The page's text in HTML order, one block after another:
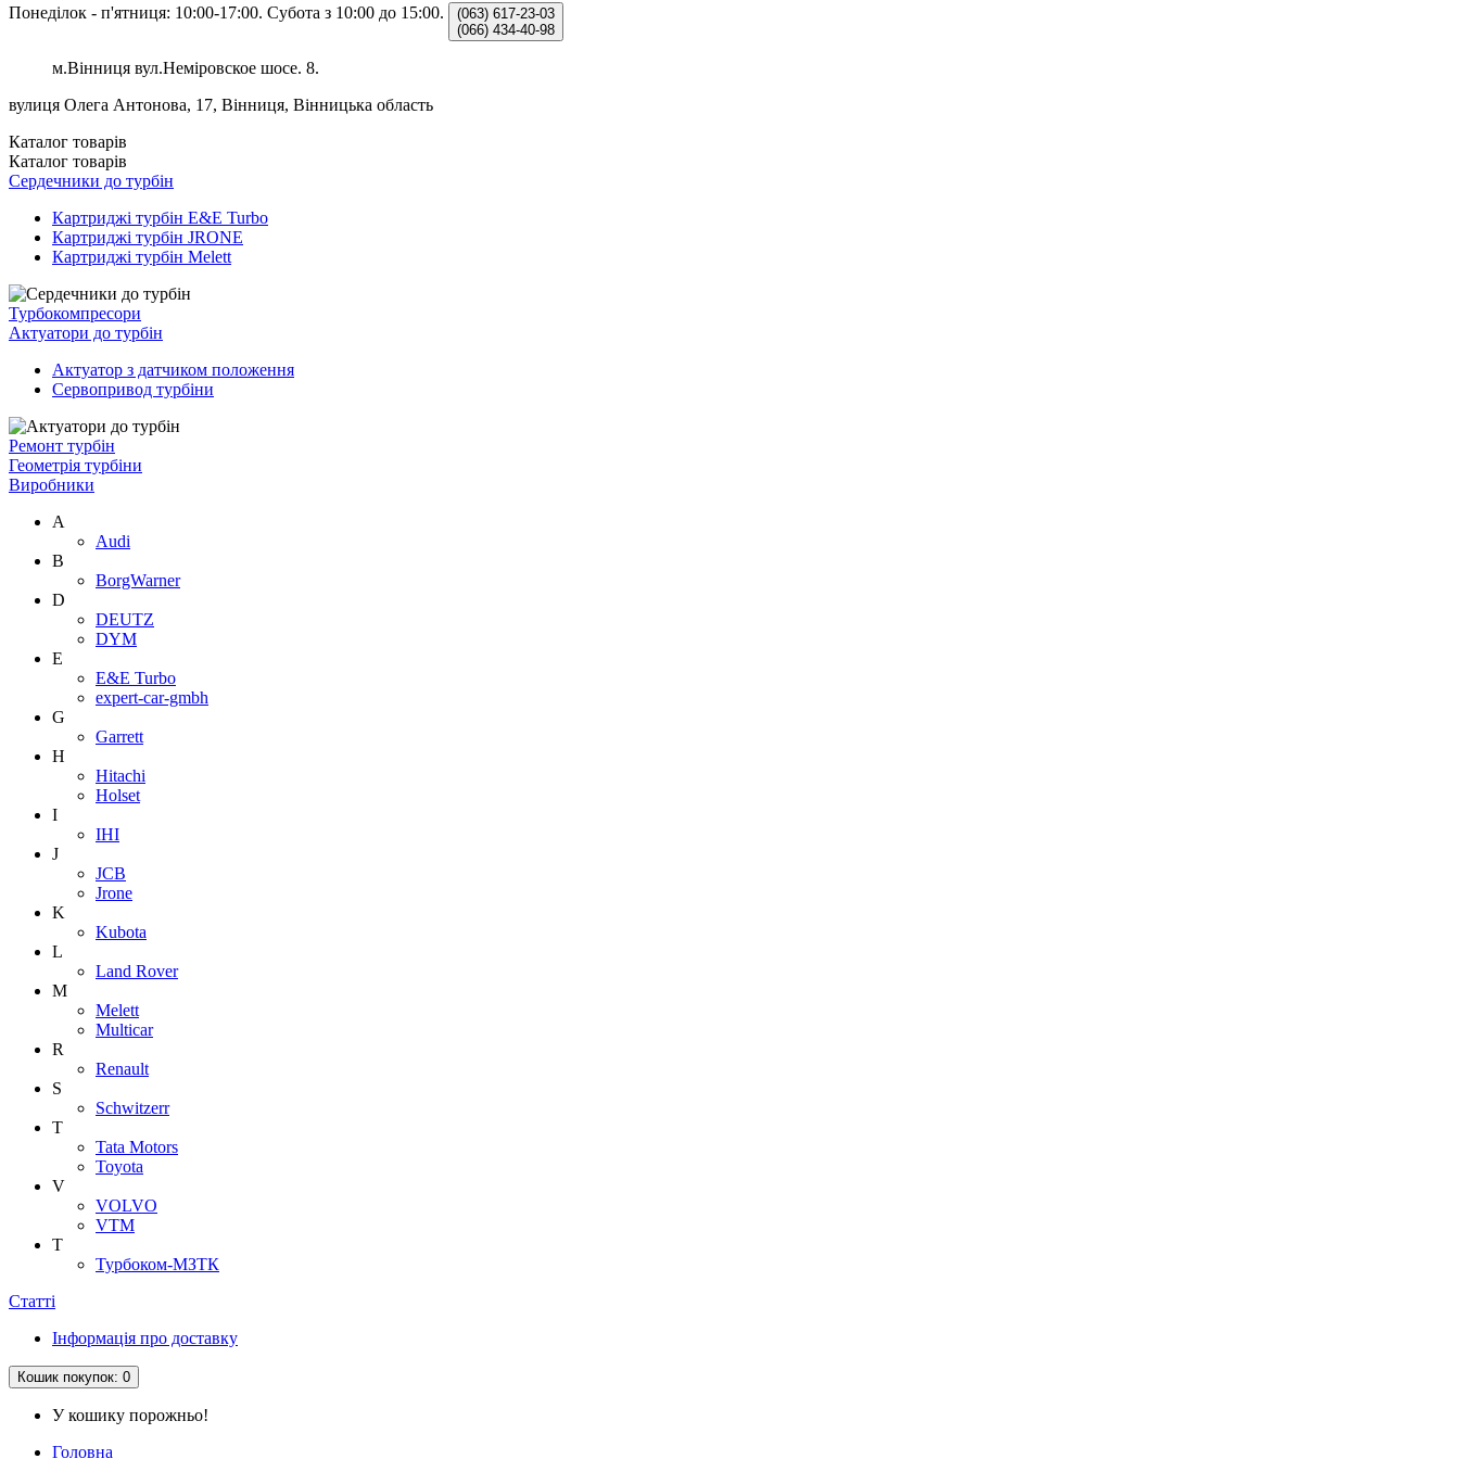
Понеділок - п'ятниця: 10:00-17:00. Субота з 10:00 до 15:00. (063) 617-23-03
(066) 434-40-98
м.Вінниця вул.Неміровское шосе. 8.
вулиця Олега Антонова, 17, Вінниця, Вінницька область
Каталог товарів
Каталог товарів
Сердечники до турбін
Картриджі турбін E&E Turbo
Картриджі турбін JRONE
Картриджі турбін Melett
Турбокомпресори
Актуатори до турбін
Актуатор з датчиком положення
Сервопривод турбіни
Ремонт турбін
Геометрія турбіни
Виробники
A
Audi
B
BorgWarner
D
DEUTZ
DYM
E
E&E Turbo
expert-car-gmbh
G
Garrett
H
Hitachi
Holset
I
IHI
J
JCB
Jrone
K
Kubota
L
Land Rover
M
Melett
Multicar
R
Renault
S
Schwitzerr
T
Tata Motors
Toyota
V
VOLVO
VTM
Т
Турбоком-МЗТК
Статті
Інформація про доставку
Кошик покупок: 0
У кошику порожньо!
Головна